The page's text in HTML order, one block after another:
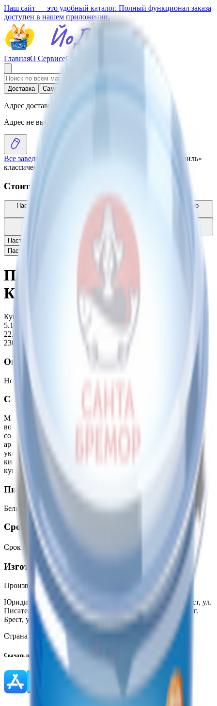
Наш сайт — это удобный каталог. Полный функционал заказа
доступен в нашем приложении.
ГлавнаяО СервисеСтать партнером
Доставка Самовывоз
Адрес доставки
Адрес не выбран
Все заведения
Паста с крилем «Антарктик Криль»
классический
Стоит присмотреться
Паста с антарктическим крилем «Антарктик Криль» сливочно-
Паста рыбная «Антарктик-криль» подкопченный
Паста-лосось «Санта Бремор» из филе рыбы
Паста с крилем «Антарктик
Криль» классический
Купляйце Беларускае
5.17
22.48 руб/кг
230 г
Описание
Нежная паста на основе мяса дикого антарктического криля.
Состав
Масло растительное, мясо антарктического криля вареное,
вода питьевая, сахар, загустители: Е414, ксантановая камедь;
соль, чеснок, яичный желток, сухое обезжиренное молоко,
ароматизаторы, сливки сухие, регуляторы кислотности:
уксусная кислота ледяная, молочная, яблочная, лимонная
кислоты. Продукт может содержать следы горчицы, злаков,
кунжута, моллюсков, сельдерея, сои.
Пищевая ценность на 100г
Белки 4.6 Углеводы:6.6Калории
Срок годности
Срок годности При t от минус 2℃ до плюс 4℃-4 месяца
Изготовитель
Производитель:СП «Санта Бремор» ООО
Юридический адрес:224014, Республика Беларусь, г. Брест, ул.
Писателя Смирнова, 6Б/8; 224004, Республика Беларусь, г.
Брест, ул. Катин Бор, 106
Страна производства:
Скачать приложение